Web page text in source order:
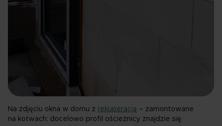
Na zdjęciu okna w domu z rekuperacją – zamontowane
na kotwach: docelowo profil ościeżnicy znajdzie się